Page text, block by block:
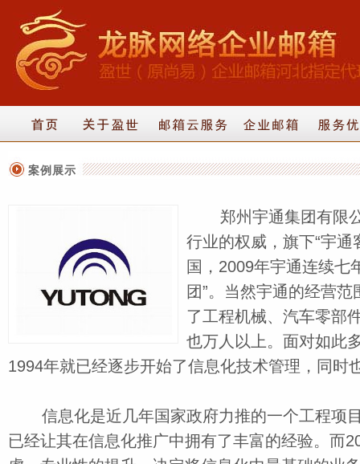
案例展示
郑州宇通集团有限公
行业的权威，旗下“宇
国，2009年宇通连续七
团”。当然宇通的经营
了工程机械、汽车零部
也万人以上。面对如此
1994年就已经逐步开始了信息化技术管理，同时
信息化是近几年国家政府力推的一个工程项
已经让其在信息化推广中拥有了丰富的经验。而